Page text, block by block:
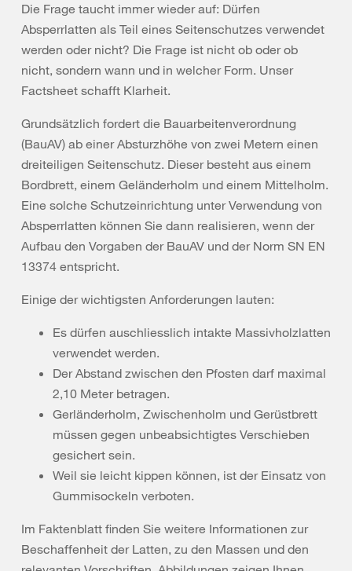
Die Frage taucht immer wieder auf: Dürfen
Absperrlatten als Teil eines Seitenschutzes verwendet
werden oder nicht? Die Frage ist nicht ob oder ob
nicht, sondern wann und in welcher Form. Unser
Factsheet schafft Klarheit.
Grundsätzlich fordert die Bauarbeitenverordnung
(BauAV) ab einer Absturzhöhe von zwei Metern einen
dreiteiligen Seitenschutz. Dieser besteht aus einem
Bordbrett, einem Geländerholm und einem Mittelholm.
Eine solche Schutzeinrichtung unter Verwendung von
Absperrlatten können Sie dann realisieren, wenn der
Aufbau den Vorgaben der BauAV und der Norm SN EN
13374 entspricht.
Einige der wichtigsten Anforderungen lauten:
Es dürfen auschliesslich intakte Massivholzlatten
verwendet werden.
Der Abstand zwischen den Pfosten darf maximal
2,10 Meter betragen.
Gerländerholm, Zwischenholm und Gerüstbrett
müssen gegen unbeabsichtigtes Verschieben
gesichert sein.
Weil sie leicht kippen können, ist der Einsatz von
Gummisockeln verboten.
Im Faktenblatt finden Sie weitere Informationen zur
Beschaffenheit der Latten, zu den Massen und den